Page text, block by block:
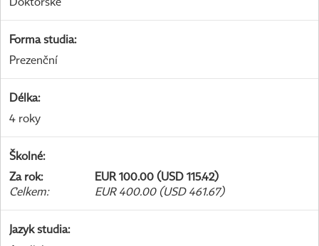
Forma studia:
Prezenční
Délka:
4 roky
Školné:
Za rok:
EUR 100.00 (USD 115.42)
Celkem: EUR 400.00 (USD 461.67)
Jazyk studia: